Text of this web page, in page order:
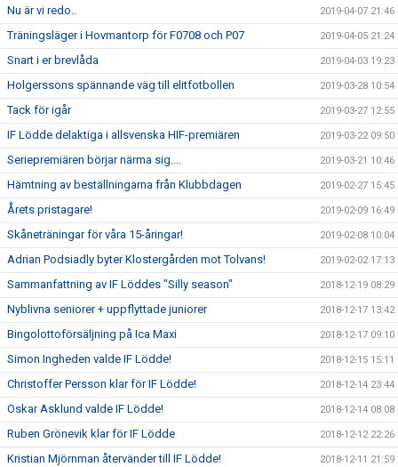
Nu är vi redo.. 2019-04-07 21:46
Träningsläger i Hovmantorp för F0708 och P07 2019-04-05 21:24
Snart i er brevlåda 2019-04-03 19:23
Holgerssons spännande väg till elitfotbollen 2019-03-28 10:54
Tack för igår 2019-03-27 12:55
IF Lödde delaktiga i allsvenska HIF-premiären 2019-03-22 09:50
Seriepremiären börjar närma sig.... 2019-03-21 10:46
Hämtning av beställningarna från Klubbdagen 2019-02-27 15:45
Årets pristagare! 2019-02-09 16:49
Skåneträningar för våra 15-åringar! 2019-02-08 10:04
Adrian Podsiadly byter Klostergården mot Tolvans! 2019-02-02 17:13
Sammanfattning av IF Löddes "Silly season" 2018-12-19 08:29
Nyblivna seniorer + uppflyttade juniorer 2018-12-17 13:42
Bingolottoförsäljning på Ica Maxi 2018-12-17 09:10
Simon Ingheden valde IF Lödde! 2018-12-15 15:11
Christoffer Persson klar för IF Lödde! 2018-12-14 23:44
Oskar Asklund valde IF Lödde! 2018-12-14 08:08
Ruben Grönevik klar för IF Lödde 2018-12-12 22:26
Kristian Mjörnman återvänder till IF Lödde! 2018-12-11 21:59